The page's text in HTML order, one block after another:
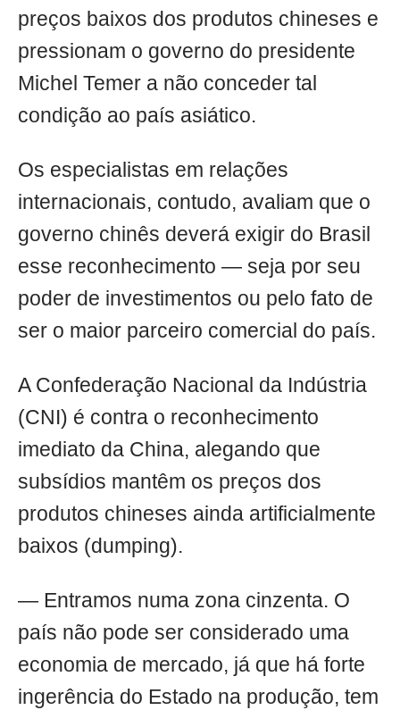
preços baixos dos produtos chineses e
pressionam o governo do presidente
Michel Temer a não conceder tal
condição ao país asiático.
Os especialistas em relações
internacionais, contudo, avaliam que o
governo chinês deverá exigir do Brasil
esse reconhecimento — seja por seu
poder de investimentos ou pelo fato de
ser o maior parceiro comercial do país.
A Confederação Nacional da Indústria
(CNI) é contra o reconhecimento
imediato da China, alegando que
subsídios mantêm os preços dos
produtos chineses ainda artificialmente
baixos (dumping).
— Entramos numa zona cinzenta. O
país não pode ser considerado uma
economia de mercado, já que há forte
ingerência do Estado na produção, tem